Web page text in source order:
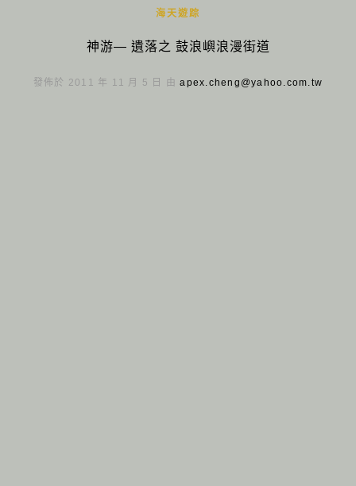
海天遊踪
神游— 遺落之 鼓浪嶼浪漫街道
發佈於 2011 年 11 月 5 日 由apex.cheng@yahoo.com.tw